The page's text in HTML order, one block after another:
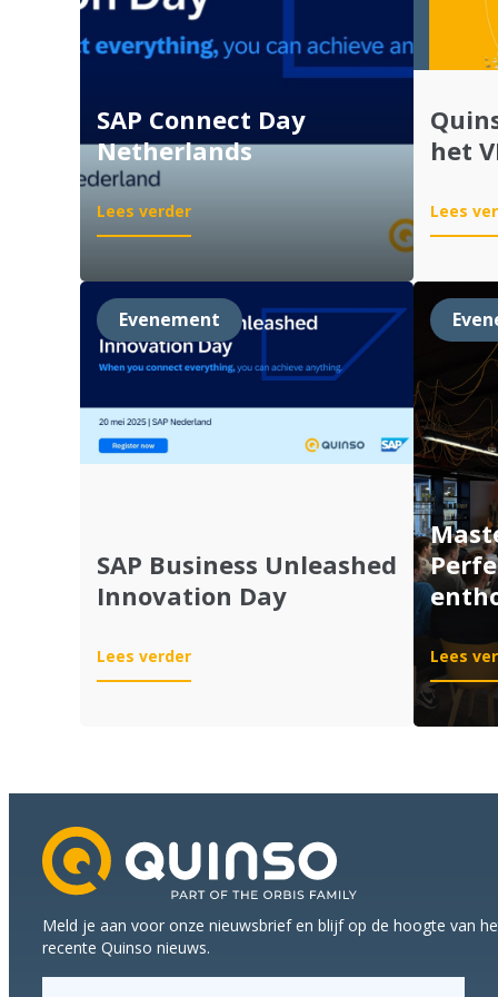
SAP Connect Day
Netherlands
Lees verder:
SAP
Day
Netherlands
het
Lees
Evenement
SAP Business Unleashed
Innovation Day
Lees verder:
SAP
Lees
Meld je aan voor onze nieuwsbrief en blijf op de hoogte van
recente Quinso nieuws.